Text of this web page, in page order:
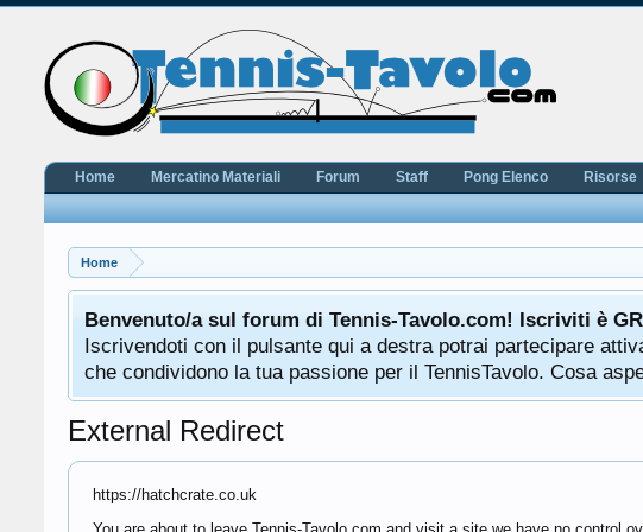
Home
Benvenuto/a sul forum di Tennis-Tavolo.com! Iscriviti è
Iscrivendoti con il pulsante qui a destra potrai partecipare
che condividono la tua passione per il TennisTavolo. Cosa
External Redirect
https://hatchcrate.co.uk
Home Mercatino Materiali Forum Staff Pong Elenco Risorse